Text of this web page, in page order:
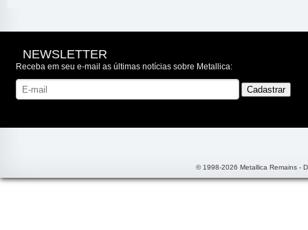
NEWSLETTER
Receba em seu e-mail as últimas notícias sobre Metallica:
© 1998-2026 Metallica Remains -